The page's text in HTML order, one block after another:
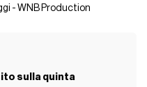
- WNB Production
sulla quinta